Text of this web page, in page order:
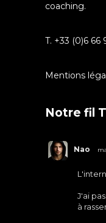
coaching.
T. +33 (0)6 66
Mentions
Notre fil
Nao
J'ai
à